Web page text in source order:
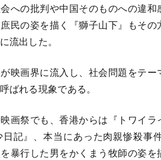
への批判や中国そのものへの違
民の姿を描く『獅子山下』もそ
流出した。
映画界に流入し、社会問題をテ
ばれる現象である。
画祭でも、香港からは『トワイ
記』、本当にあった肉親惨殺事
暴行した男をかくまう牧師の姿